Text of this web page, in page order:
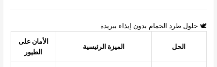
🕊️ حلول طرد الحمام بدون إيذاء ببريدة
الحل الميزة الرئيسية
الأمان على
الطيور